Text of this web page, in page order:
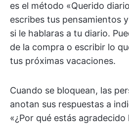
es el método «Querido
escribes tus pensamientos
si le hablaras a tu diario.
de la compra o escribir lo
tus próximas vacaciones.
Cuando se bloquean, las
anotan sus respuestas a
«¿Por qué estás agradecido